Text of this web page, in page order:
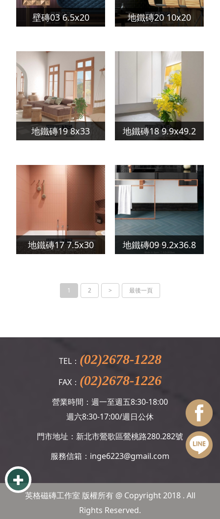
壁磚03 6.5x20 地鐵磚20 10x20
地鐵磚19 8x33 地鐵磚18 9.9x49.2
地鐵磚17 7.5x30 地鐵磚09 9.2x36.8
1 2 > 最後一頁
TEL： (02)2678-1228
FAX： (02)2678-1226
營業時間：週一至週五8:30-18:00
週六8:30-17:00/週日公休
門市地址：新北市鶯歌區鶯桃路280.282號
服務信箱： inge6223@gmail.com
英格磁磚工作室 版權所有 @ Copyright 2018 . All
Rights Reserved.